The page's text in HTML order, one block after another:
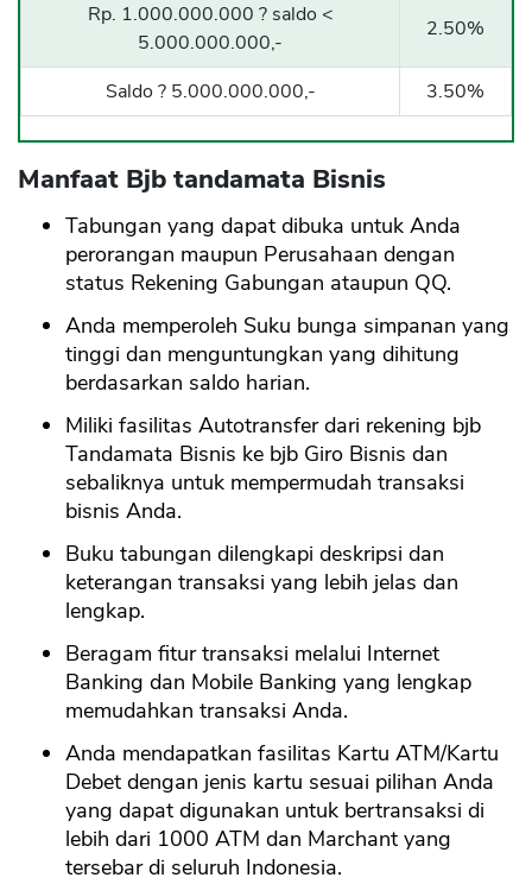
Rp. 1.000.000.000 ? saldo <
5.000.000.000,-
2.50%
Saldo ? 5.000.000.000,- 3.50%
Manfaat Bjb tandamata Bisnis
Tabungan yang dapat dibuka untuk Anda
perorangan maupun Perusahaan dengan
status Rekening Gabungan ataupun QQ.
Anda memperoleh Suku bunga simpanan yang
tinggi dan menguntungkan yang dihitung
berdasarkan saldo harian.
Miliki fasilitas Autotransfer dari rekening bjb
Tandamata Bisnis ke bjb Giro Bisnis dan
sebaliknya untuk mempermudah transaksi
bisnis Anda.
Buku tabungan dilengkapi deskripsi dan
keterangan transaksi yang lebih jelas dan
lengkap.
Beragam fitur transaksi melalui Internet
Banking dan Mobile Banking yang lengkap
memudahkan transaksi Anda.
Anda mendapatkan fasilitas Kartu ATM/Kartu
Debet dengan jenis kartu sesuai pilihan Anda
yang dapat digunakan untuk bertransaksi di
lebih dari 1000 ATM dan Marchant yang
tersebar di seluruh Indonesia.